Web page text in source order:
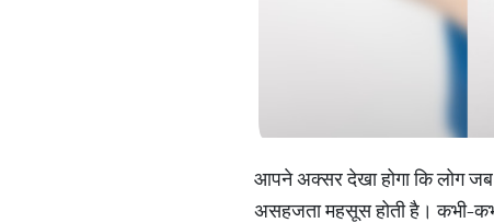
आपने अक्सर देखा होगा कि लोग
असहजता महसूस होती है। कभी-